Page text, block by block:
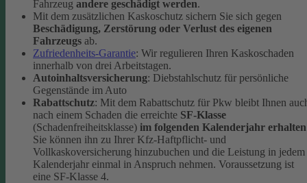
Fahrzeug andere geschädigt werden.
Mit dem zusätzlichen Kaskoschutz sichern Sie sich gegen
Beschädigung, Zerstörung oder Verlust des eigenen
Fahrzeugs ab.
Zufriedenheits-Garantie: Wir regulieren Ihren Kaskoschaden
innerhalb von drei Arbeitstagen.
Autoinhaltsversicherung: Diebstahlschutz für persönliche
Gegenstände im Auto
Rabattschutz: Mit dem Rabattschutz für Pkw bleibt Ihnen
nach einem Schaden die erreichte SF-Klasse
(Schadenfreiheitsklasse) im folgenden Kalenderjahr erhalten
Sie können ihn zu Ihrer Kfz-Haftpflicht- und
Vollkaskoversicherung hinzubuchen und die Leistung in jedem
Kalenderjahr einmal in Anspruch nehmen. Voraussetzung ist
eine SF-Klasse 4.